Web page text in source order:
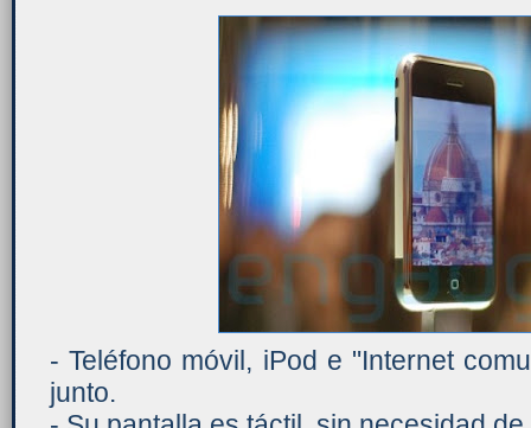
- Teléfono móvil, iPod e "Internet
junto.